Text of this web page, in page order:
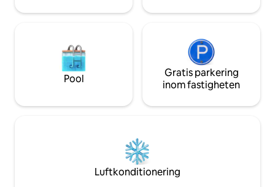
Pool
Gratis parkering
inom fastigheten
Luftkonditionering